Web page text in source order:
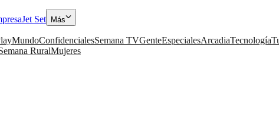
Jet Set Más
MundoConfidencialesSemana TVGenteEspecialesArcadiaTecnología
RuralMujeres